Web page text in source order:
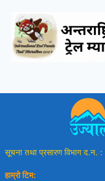
सूचना तथा प्रसारण विभाग द.न. :
हाम्रो टिम: